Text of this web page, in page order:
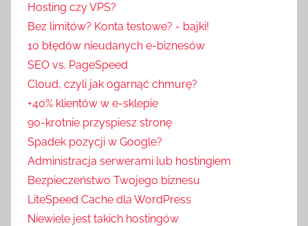
Hosting czy VPS?
Bez limitów? Konta testowe? - bajki!
10 błędów nieudanych e-biznesów
SEO vs. PageSpeed
Cloud, czyli jak ogarnąć chmurę?
+40% klientów w e-sklepie
90-krotnie przyspiesz stronę
Spadek pozycji w Google?
Administracja serwerami lub hostingiem
Bezpieczeństwo Twojego biznesu
LiteSpeed Cache dla WordPress
Niewiele jest takich hostingów